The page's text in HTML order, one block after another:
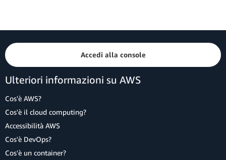
Accedi alla console
Ulteriori informazioni su AWS
Cos'è AWS?
Cos'è il cloud computing?
Accessibilità AWS
Cos'è DevOps?
Cos'è un container?